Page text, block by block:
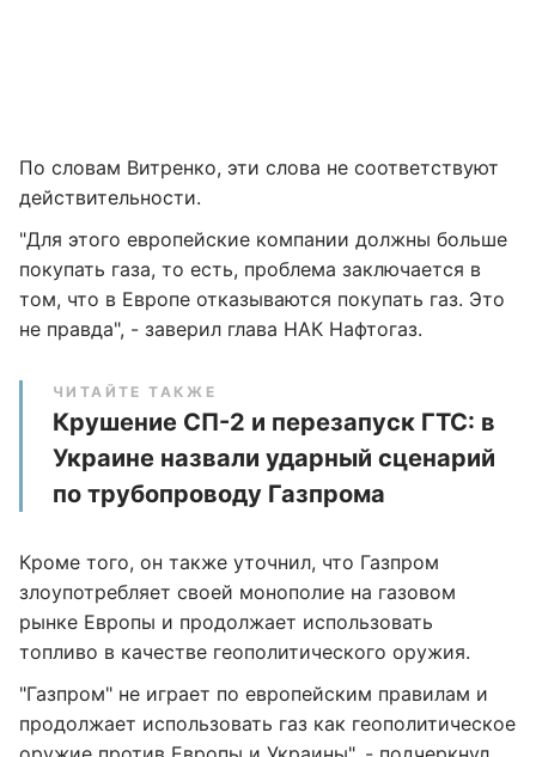
По словам Витренко, эти слова не соответствуют
действительности.
"Для этого европейские компании должны больше
покупать газа, то есть, проблема заключается в
том, что в Европе отказываются покупать газ. Это
не правда", - заверил глава НАК Нафтогаз.
ЧИТАЙТЕ ТАКЖЕ
Крушение СП-2 и перезапуск ГТС: в
Украине назвали ударный сценарий
по трубопроводу Газпрома
Кроме того, он также уточнил, что Газпром
злоупотребляет своей монополие на газовом
рынке Европы и продолжает использовать
топливо в качестве геополитического оружия.
"Газпром" не играет по европейским правилам и
продолжает использовать газ как геополитическое